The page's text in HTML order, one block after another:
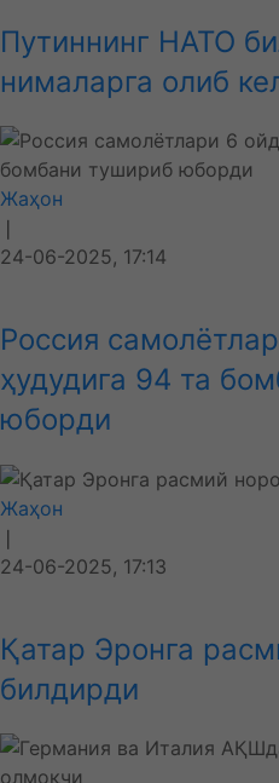
Путиннинг НАТО
нималарга олиб
Жаҳон
❘
24-06-2025, 17:14
Россия
ҳудудига 94 та
юборди
Жаҳон
❘
24-06-2025, 17:13
Қатар Эронга
билдирди